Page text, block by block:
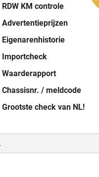
RDW KM controle
Advertentieprijzen
Eigenarenhistorie
Importcheck
Waarderapport
Chassisnr. / meldcode
Grootste check van NL!